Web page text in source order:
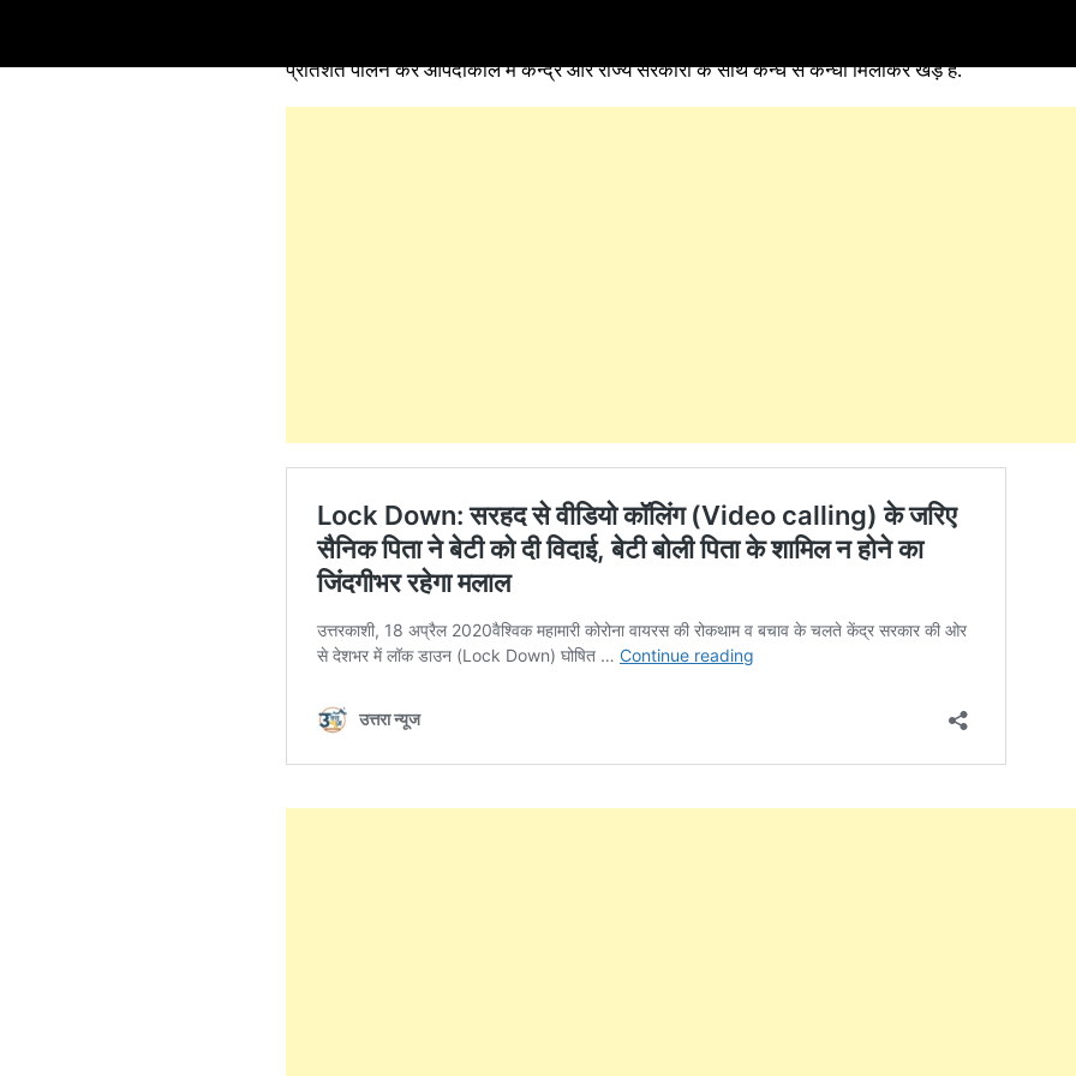
प्रतिशत पालन कर आपदाकाल में केन्द्र ऒर राज्य सरकारों के साथ कन्धे से कन्धा मिलाकर खड़े है.